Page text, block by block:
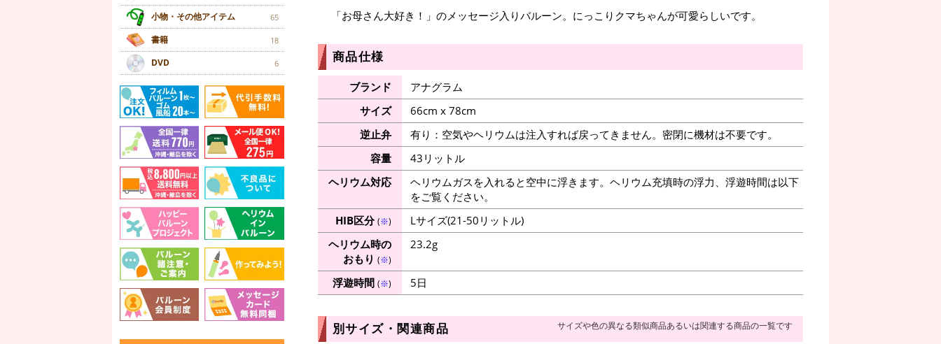
小物・その他アイテム 65
書籍 18
DVD 6
「お母さん大好き！」のメッセージ入りバルーン。にっこりクマちゃんが可愛らしいです。
商品仕様
ブランド
アナグラム
サイズ
66cm x 78cm
逆止弁
有り：空気やヘリウムは注入すれば戻ってきません。密閉に機材は不要です。
容量
43リットル
ヘリウム対応
ヘリウムガスを入れると空中に浮きます。ヘリウム充填時の浮力、浮遊時間は以下
をご覧ください。
HIB区分(※)
Lサイズ(21-50リットル)
ヘリウム時の
おもり (※)
23.2g
浮遊時間 (※) 5日
別サイズ・関連商品 サイズや色の異なる類似商品あるいは関連する商品の一覧です